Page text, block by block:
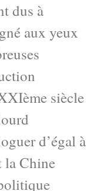
dus à
aux yeux
siècle
d’égal à
la Chine